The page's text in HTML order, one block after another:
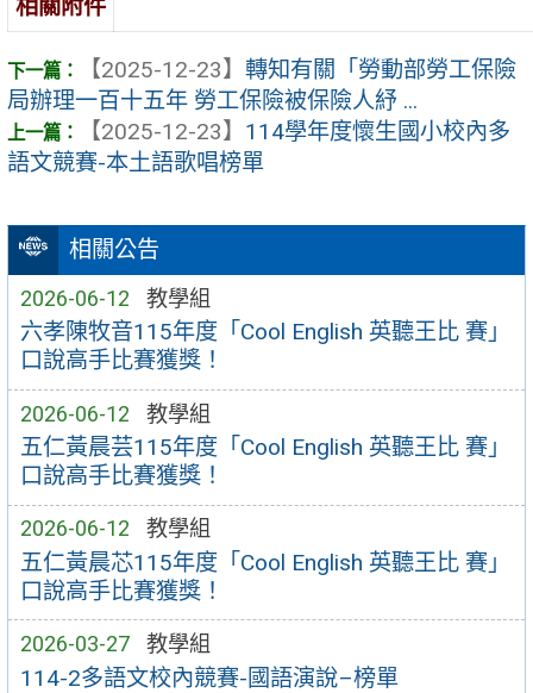
相關公告
2026-06-12 教學組
六孝陳牧音115年度「Cool English 英聽王比 賽」
口說高手比賽獲獎！
2026-06-12 教學組
五仁黃晨芸115年度「Cool English 英聽王比 賽」
口說高手比賽獲獎！
2026-06-12 教學組
五仁黃晨芯115年度「Cool English 英聽王比 賽」
口說高手比賽獲獎！
2026-03-27 教學組
114-2多語文校內競賽-國語演說–榜單
相關附件
【2025-12-23】 轉知有關「勞動部勞工保險
局辦理一百十五年 勞工保險被保險人紓 ...
【2025-12-23】 114學年度懷生國小校內多
語文競賽-本土語歌唱榜單